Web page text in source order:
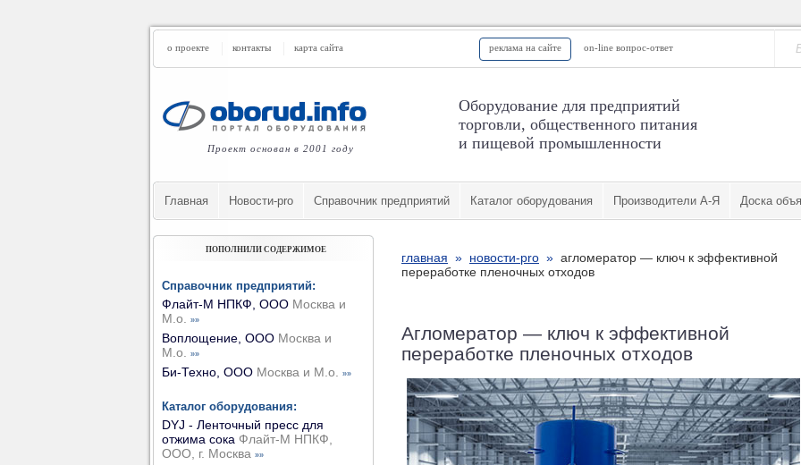
о проекте контакты карта сайта реклама на сайте on-line вопрос-ответ
Проект основан в 2001 году
Оборудование для предприятий
торговли, общественного питания
и пищевой промышленности
Главная Новости-pro Cправочник предприятий Каталог оборудования Производители А-Я Доска
главная » новости-pro » агломератор — ключ к эффективной
переработке пленочных отходов
Агломератор — ключ к эффективной
переработке пленочных отходов
ПОПОЛНИЛИ СОДЕРЖИМОЕ
Справочник предприятий:
Флайт-М НПКФ, ООО Москва и
М.о.
»»
Воплощение, ООО Москва и
М.о.
»»
Би-Техно, ООО Москва и М.о. »»
Каталог оборудования:
DYJ - Ленточный пресс для
отжима сока Флайт-М НПКФ,
ООО, г. Москва »»